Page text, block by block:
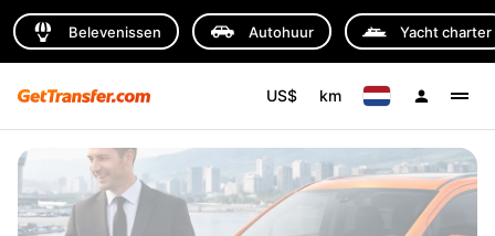
Belevenissen Autohuur Yacht charter
US$ km